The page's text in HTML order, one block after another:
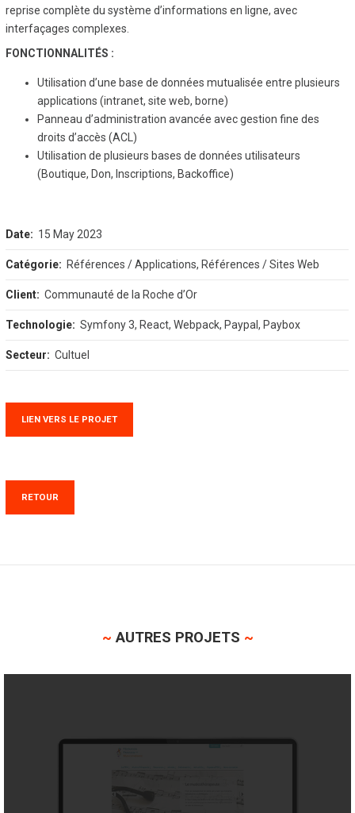
reprise complète du système d’informations en ligne, avec
interfaçages complexes.
FONCTIONNALITÉS :
Utilisation d’une base de données mutualisée entre plusieurs
applications (intranet, site web, borne)
Panneau d’administration avancée avec gestion fine des
droits d’accès (ACL)
Utilisation de plusieurs bases de données utilisateurs
(Boutique, Don, Inscriptions, Backoffice)
Date: 15 May 2023
Catégorie: Références / Applications, Références / Sites Web
Client: Communauté de la Roche d’Or
Technologie: Symfony 3, React, Webpack, Paypal, Paybox
Secteur: Cultuel
LIEN VERS LE PROJET
RETOUR
~ AUTRES PROJETS ~